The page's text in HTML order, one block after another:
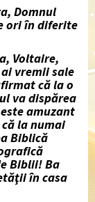
Domnul
ori în diferite
Voltaire,
vremii sale
că la o
va dispărea
amuzant
la numai
Biblică
Biblii! Ba
în casa